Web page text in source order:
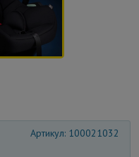
Артикул: 100021032